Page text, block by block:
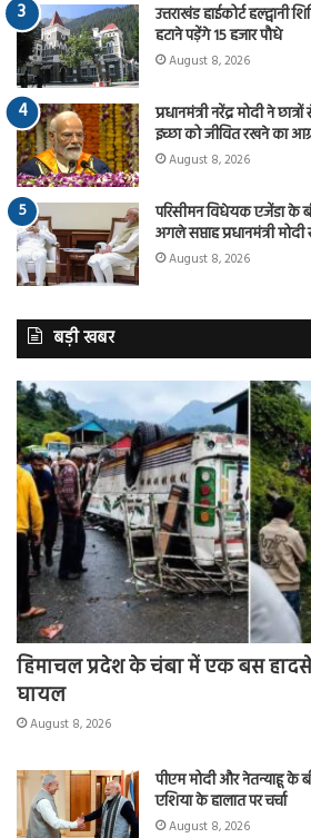
उत्तराखंड हाईकोर्ट
हटाने पड़ेंगे 15 हजार पौधे
August 8, 2026
प्रधानमंत्री नरेंद्र मोदी ने
इच्छा को जीवित रखने का
August 8, 2026
परिसीमन विधेयक एजेंडा के
अगले सप्ताह प्रधानमंत्री
August 8, 2026
बड़ी खबर
हिमाचल प्रदेश के चंबा में एक बस हादसे
घायल
August 8, 2026
पीएम मोदी और नेतन्याहू के
एशिया के हालात पर चर्चा
August 8, 2026